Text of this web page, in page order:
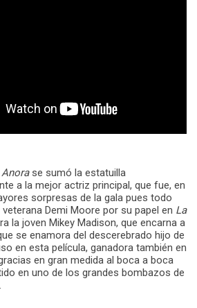
Anorase sumó la estatuilla
a la mejor actriz principal, que fue, en
sorpresas de la gala pues todo
Demi Moore por su papel en La
la joven Mikey Madison, que encarna a
se enamora del descerebrado hijo de
en esta película, ganadora también en
en gran medida al boca a boca
en uno de los grandes bombazos de